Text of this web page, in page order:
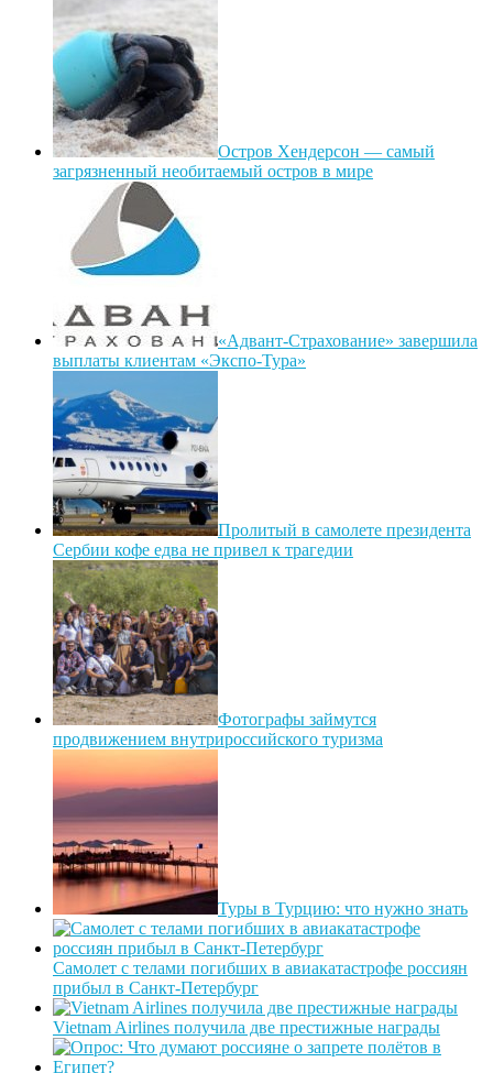
Остров Хендерсон — самый
загрязненный необитаемый остров в мире
«Адвант-Страхование» завершила
выплаты клиентам «Экспо-Тура»
Пролитый в самолете президента
Сербии кофе едва не привел к трагедии
Фотографы займутся
продвижением внутрироссийского туризма
Туры в Турцию: что нужно знать
Самолет с телами погибших в авиакатастрофе россиян
прибыл в Санкт-Петербург
Vietnam Airlines получила две престижные награды